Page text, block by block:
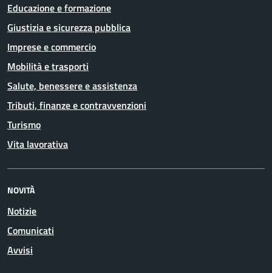
Educazione e formazione
Giustizia e sicurezza pubblica
Imprese e commercio
Mobilità e trasporti
Salute, benessere e assistenza
Tributi, finanze e contravvenzioni
Turismo
Vita lavorativa
NOVITÀ
Notizie
Comunicati
Avvisi